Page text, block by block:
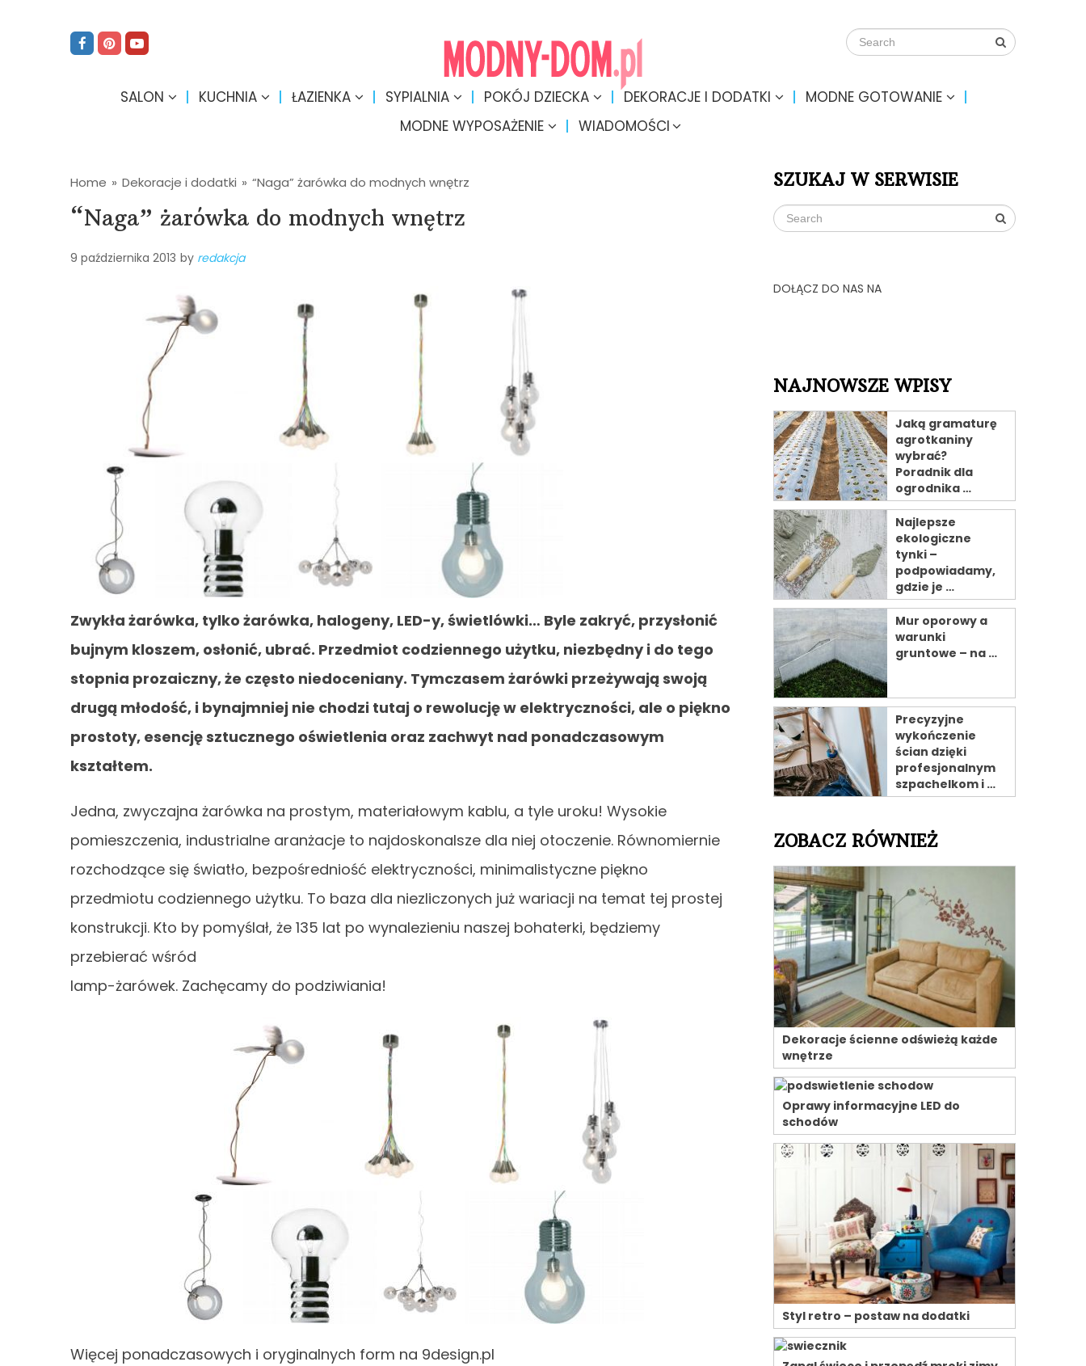
SALON KUCHNIA ŁAZIENKA SYPIALNIA POKÓJ DZIECKA DEKORACJE I DODATKI
MODNE GOTOWANIE
MODNE WYPOSAŻENIE
WIADOMOŚCI
Home » Dekoracje i dodatki » “Naga” żarówka do modnych wnętrz
“Naga” żarówka do modnych wnętrz
9 października 2013 by redakcja
Zwykła żarówka, tylko żarówka, halogeny, LED-y, świetlówki… Byle zakryć, przysłonić
bujnym kloszem, osłonić, ubrać. Przedmiot codziennego użytku, niezbędny i do tego
stopnia prozaiczny, że często niedoceniany. Tymczasem żarówki przeżywają swoją
drugą młodość, i bynajmniej nie chodzi tutaj o rewolucję w elektryczności, ale o piękno
prostoty, esencję sztucznego oświetlenia oraz zachwyt nad ponadczasowym
kształtem.
Jedna, zwyczajna żarówka na prostym, materiałowym kablu, a tyle uroku! Wysokie
pomieszczenia, industrialne aranżacje to najdoskonalsze dla niej otoczenie. Równomiernie
rozchodzące się światło, bezpośredniość elektryczności, minimalistyczne piękno
przedmiotu codziennego użytku. To baza dla niezliczonych już wariacji na temat tej prostej
konstrukcji. Kto by pomyślał, że 135 lat po wynalezieniu naszej bohaterki, będziemy
przebierać wśród
lamp-żarówek. Zachęcamy do podziwiania!
Więcej ponadczasowych i oryginalnych form na 9design.pl
SZUKAJ W SERWISIE
DOŁĄCZ DO NAS NA
NAJNOWSZE WPISY
Jaką gramaturę
agrotkaniny
wybrać?
Poradnik dla
ogrodnika …
Najlepsze
ekologiczne
tynki –
podpowiadamy,
gdzie je …
Mur oporowy a
warunki
gruntowe – na …
Precyzyjne
wykończenie
ścian dzięki
profesjonalnym
szpachelkom i …
ZOBACZ RÓWNIEŻ
Dekoracje ścienne odświeżą każde
wnętrze
Oprawy informacyjne LED do
schodów
Styl retro – postaw na dodatki